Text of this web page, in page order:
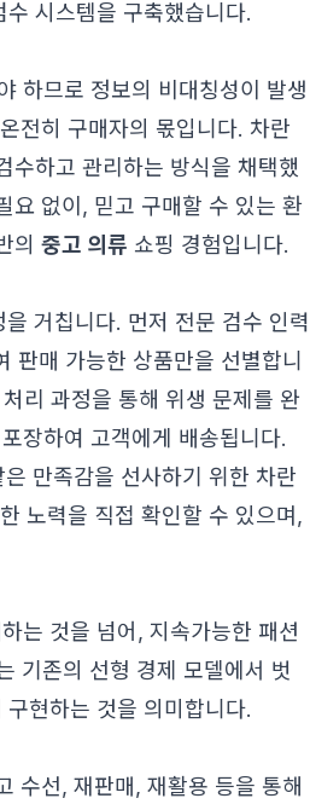
시스템을 구축했습니다.
하므로 정보의 비대칭성이 발생
전히 구매자의 몫입니다. 차란
수하고 관리하는 방식을 채택했
요 없이, 믿고 구매할 수 있는 환
의 중고 의류 쇼핑 경험입니다.
거칩니다. 먼저 전문 검수 인력
판매 가능한 상품만을 선별합니
리 과정을 통해 위생 문제를 완
장하여 고객에게 배송됩니다.
만족감을 선사하기 위한 차란
노력을 직접 확인할 수 있으며,
는 것을 넘어, 지속가능한 패션
기존의 선형 경제 모델에서 벗
현하는 것을 의미합니다.
수선, 재판매, 재활용 등을 통해